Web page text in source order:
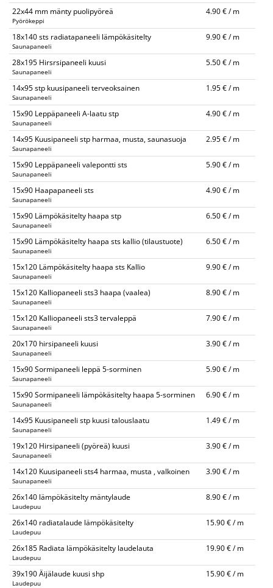
22x44 mm mänty puolipyöreä
Pyörökeppi
4.90 € / m
18x140 sts radiatapaneeli lämpökäsitelty
Saunapaneeli
9.90 € / m
28x195 Hirsrsipaneeli kuusi
Saunapaneeli
5.50 € / m
14x95 stp kuusipaneeli terveoksainen
Saunapaneeli
1.95 € / m
15x90 Leppäpaneeli A-laatu stp
Saunapaneeli
4.90 € / m
14x95 Kuusipaneeli stp harmaa, musta, saunasuoja
Saunapaneeli
2.95 € / m
15x90 Leppäpaneeli valepontti sts
Saunapaneeli
5.90 € / m
15x90 Haapapaneeli sts
Saunapaneeli
4.90 € / m
15x90 Lämpökäsitelty haapa stp
Saunapaneeli
6.50 € / m
15x90 Lämpökäsitelty haapa sts kallio (tilaustuote)
Saunapaneeli
6.50 € / m
15x120 Lämpökäsitelty haapa sts Kallio
Saunapaneeli
9.90 € / m
15x120 Kalliopaneeli sts3 haapa (vaalea)
Saunapaneeli
8.90 € / m
15x120 Kalliopaneeli sts3 tervaleppä
Saunapaneeli
7.90 € / m
20x170 hirsipaneeli kuusi
Saunapaneeli
3.90 € / m
15x90 Sormipaneeli leppä 5-sorminen
Saunapaneeli
5.90 € / m
15x90 Sormipaneeli lämpökäsitelty haapa 5-sorminen
Saunapaneeli
6.90 € / m
14x95 Kuusipaneeli stp kuusi talouslaatu
Saunapaneeli
1.49 € / m
19x120 Hirsipaneeli (pyöreä) kuusi
Saunapaneeli
3.90 € / m
14x120 Kuusipaneeli sts4 harmaa, musta , valkoinen
Saunapaneeli
3.90 € / m
26x140 lämpökäsitelty mäntylaude
Laudepuu
8.90 € / m
26x140 radiatalaude lämpökäsitelty
Laudepuu
15.90 € / m
26x185 Radiata lämpökäsitelty laudelauta
Laudepuu
19.90 € / m
39x190 Äijälaude kuusi shp
Laudepuu
15.90 € / m